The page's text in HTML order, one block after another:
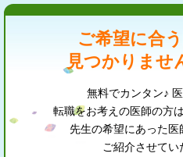
ご希望に合
見つかりませ
無料でカンタン♪
転職をお考えの医師の方
先生の希望にあった医
ご紹介させてい